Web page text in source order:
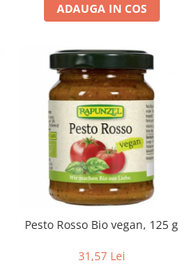
ADAUGA IN COS
Pesto Rosso Bio vegan, 125 g
31,57 Lei